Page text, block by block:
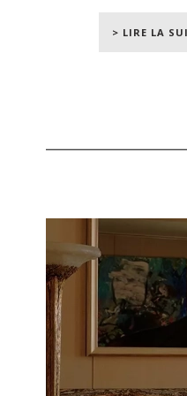
motif floral
Ainsi, toute
pièces,
designer. À
comme un
d'un plateau
la pose de
dans nos
> LIRE LA